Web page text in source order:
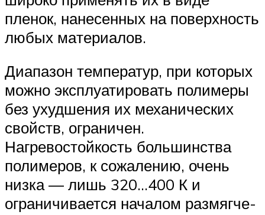
пленок, нанесенных на поверхность
любых ма­териалов.
Диапазон температур, при которых
можно эксплуатировать полимеры
без ухудшения их механических
свойств, ограничен.
Нагревостойкость большинства
полимеров, к сожалению, очень
низка — лишь 320…400 К и
ограничивается началом размягче­